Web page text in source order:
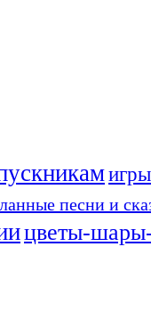
песни и
цветы-